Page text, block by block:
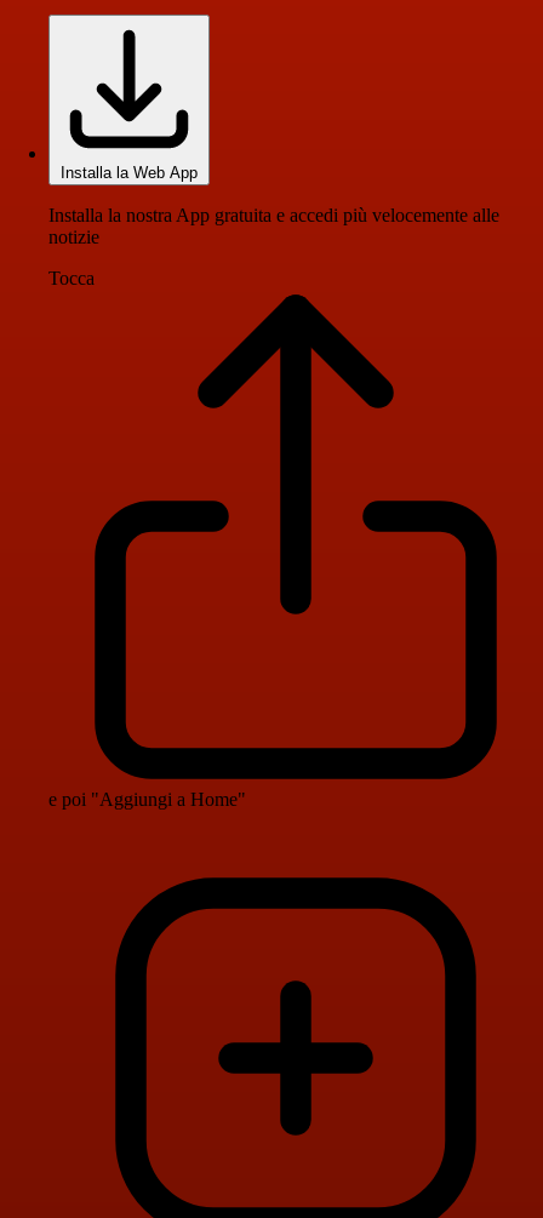
Installa la Web App
Installa la nostra App gratuita e accedi più velocemente alle
notizie
Tocca
e poi "Aggiungi a Home"